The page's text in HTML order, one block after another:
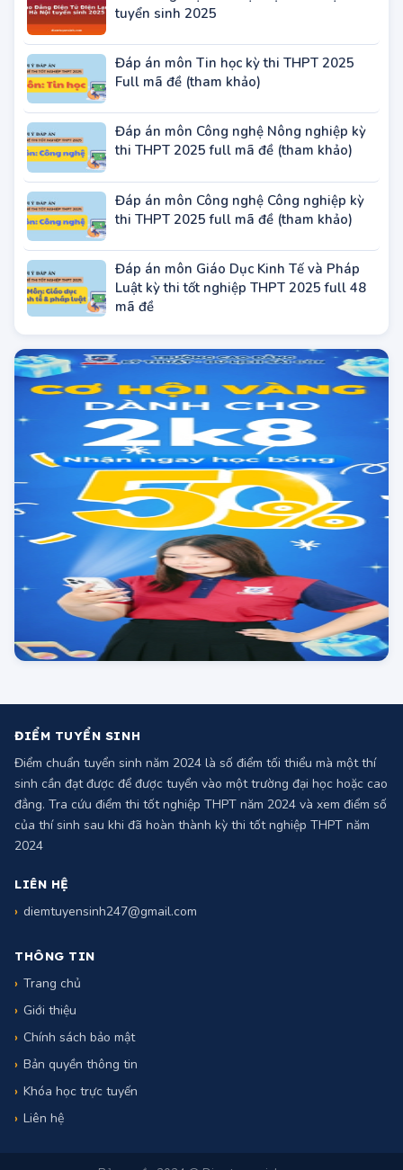
Các trường Đại học - Học viện khu vực
TP.HCM
Các trường Đại học - Học viện khu vực Hà
Nội
Các trường Trung cấp khu vực miền Bắc
Các trường Trung cấp tại khu vực TP. Hồ
Chí Minh
BÀI VIẾT ĐANG HOT
Cao Đẳng Điện Tử ĐIện Lạnh Hà Nội
tuyển sinh 2025
Đáp án môn Tin học kỳ thi THPT 2025
Full mã đề (tham khảo)
Đáp án môn Công nghệ Nông nghiệp kỳ
thi THPT 2025 full mã đề (tham khảo)
Đáp án môn Công nghệ Công nghiệp kỳ
thi THPT 2025 full mã đề (tham khảo)
Đáp án môn Giáo Dục Kinh Tế và Pháp
mã đề